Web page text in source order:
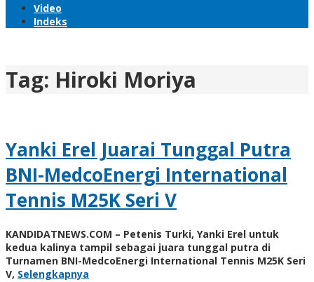
Video
Indeks
Tag: Hiroki Moriya
Yanki Erel Juarai Tunggal Putra
BNI-MedcoEnergi International
Tennis M25K Seri V
KANDIDATNEWS.COM – Petenis Turki, Yanki Erel untuk
kedua kalinya tampil sebagai juara tunggal putra di
Turnamen BNI-MedcoEnergi International Tennis M25K Seri
V, Selengkapnya